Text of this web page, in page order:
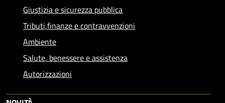
Giustizia e sicurezza pubblica
Tributi,finanze e contravvenzioni
Ambiente
Salute, benessere e assistenza
Autorizzazioni